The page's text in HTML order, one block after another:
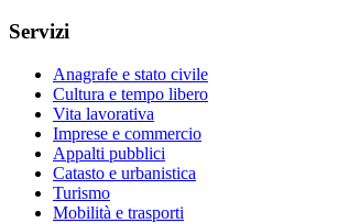
Servizi
Anagrafe e stato civile
Cultura e tempo libero
Vita lavorativa
Imprese e commercio
Appalti pubblici
Catasto e urbanistica
Turismo
Mobilità e trasporti